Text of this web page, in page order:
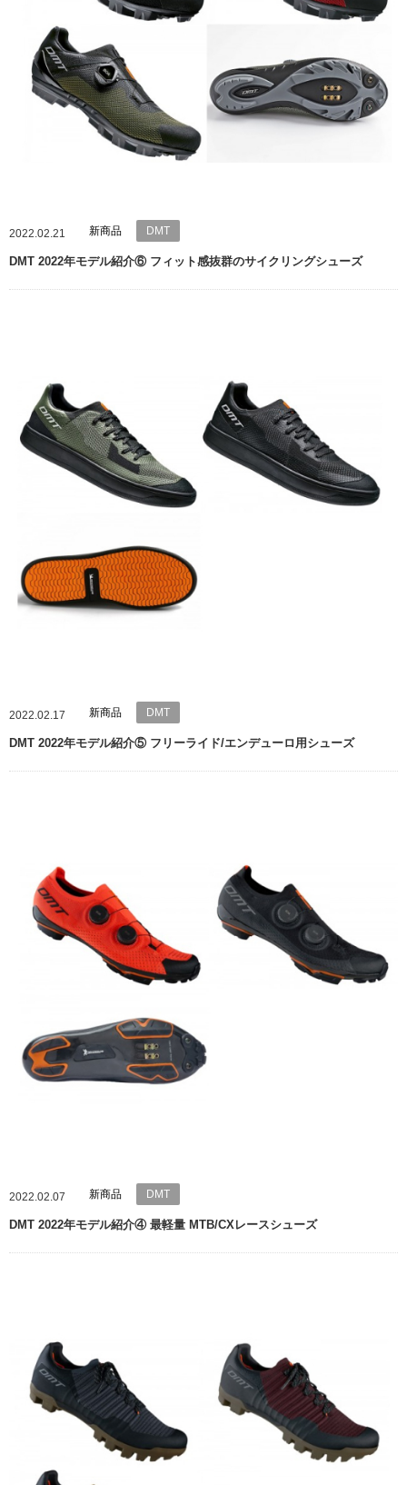
2022.02.21 新商品 DMT
DMT 2022年モデル紹介⑥ フィット感抜群のサイクリングシューズ
2022.02.17 新商品 DMT
DMT 2022年モデル紹介⑤ フリーライド/エンデューロ用シューズ
2022.02.07 新商品 DMT
DMT 2022年モデル紹介④ 最軽量 MTB/CXレースシューズ